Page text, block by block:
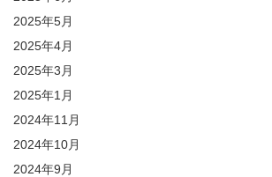
2025年5月
2025年4月
2025年3月
2025年1月
2024年11月
2024年10月
2024年9月